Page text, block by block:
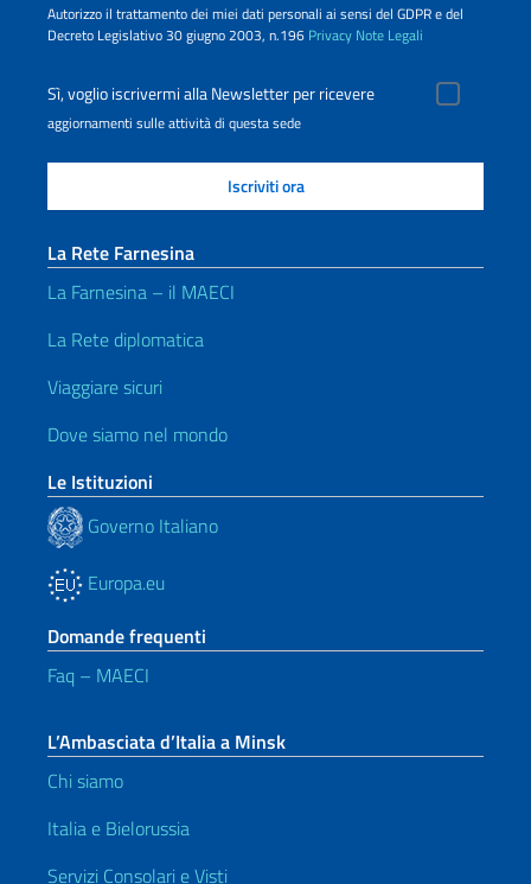
Autorizzo il trattamento dei miei dati personali ai sensi del GDPR e del
Decreto Legislativo 30 giugno 2003, n.196 Privacy Note Legali
Sì, voglio iscrivermi alla Newsletter per ricevere
aggiornamenti sulle attività di questa sede
La Rete Farnesina
La Farnesina – il MAECI
La Rete diplomatica
Viaggiare sicuri
Dove siamo nel mondo
Le Istituzioni
Governo Italiano
Europa.eu
Domande frequenti
Faq – MAECI
L’Ambasciata d’Italia a Minsk
Chi siamo
Italia e Bielorussia
Servizi Consolari e Visti